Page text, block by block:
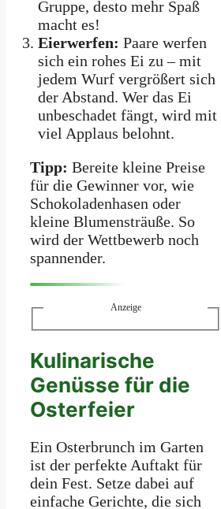
Gruppe, desto mehr Spaß
macht es!
Eierwerfen: Paare werfen
sich ein rohes Ei zu – mit
jedem Wurf vergrößert sich
der Abstand. Wer das Ei
unbeschadet fängt, wird mit
viel Applaus belohnt.
Tipp: Bereite kleine Preise
für die Gewinner vor, wie
Schokoladenhasen oder
kleine Blumensträuße. So
wird der Wettbewerb noch
spannender.
Anzeige
Kulinarische
Genüsse für die
Osterfeier
Ein Osterbrunch im Garten
ist der perfekte Auftakt für
dein Fest. Setze dabei auf
einfache Gerichte, die sich